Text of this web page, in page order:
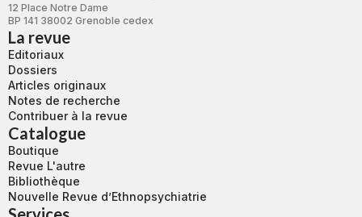
12 Place Notre Dame
BP 141 38002 Grenoble cedex
La revue
Editoriaux
Dossiers
Articles originaux
Notes de recherche
Contribuer à la revue
Catalogue
Boutique
Revue L'autre
Bibliothèque
Nouvelle Revue d’Ethnopsychiatrie